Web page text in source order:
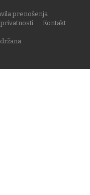
prenošenja
privatnosti
Kontakt